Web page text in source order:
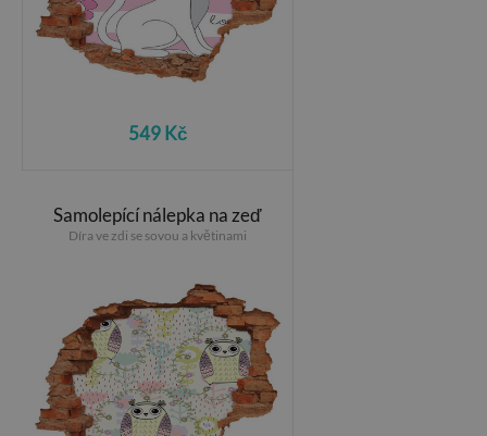
549 Kč
Samolepící nálepka na zeď
Díra ve zdi se sovou a květinami